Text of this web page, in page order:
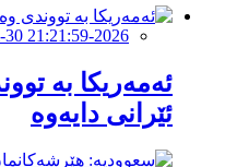
2026-Jul-30 21:21:59
ئەمەریکا بە
ئێرانی دایەوە